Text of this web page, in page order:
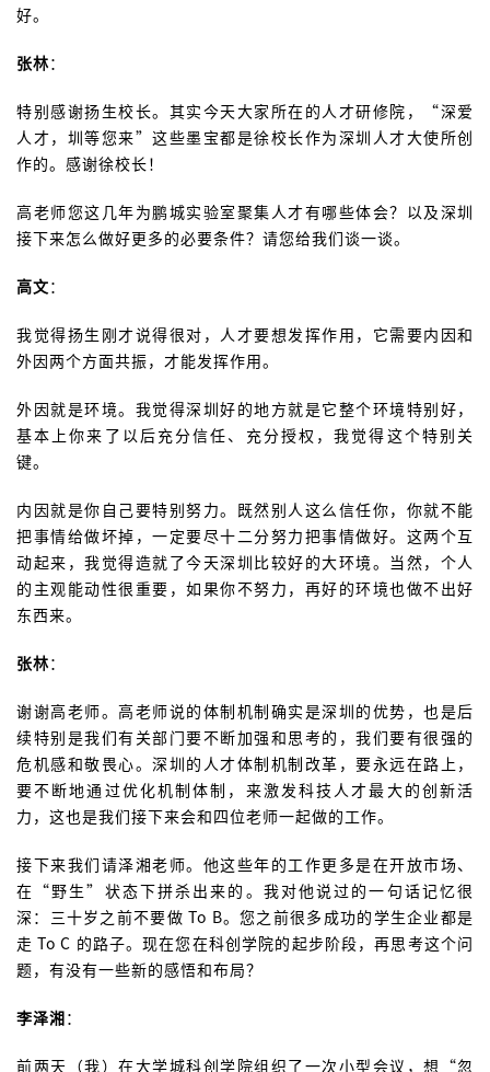
好。
张林：
特别感谢扬生校长。其实今天大家所在的人才研修院，“深爱
人才，圳等您来”这些墨宝都是徐校长作为深圳人才大使所创
作的。感谢徐校长！
高老师您这几年为鹏城实验室聚集人才有哪些体会？以及深圳
接下来怎么做好更多的必要条件？请您给我们谈一谈。
高文：
我觉得扬生刚才说得很对，人才要想发挥作用，它需要内因和
外因两个方面共振，才能发挥作用。
外因就是环境。我觉得深圳好的地方就是它整个环境特别好，
基本上你来了以后充分信任、充分授权，我觉得这个特别关
键。
内因就是你自己要特别努力。既然别人这么信任你，你就不能
把事情给做坏掉，一定要尽十二分努力把事情做好。这两个互
动起来，我觉得造就了今天深圳比较好的大环境。当然，个人
的主观能动性很重要，如果你不努力，再好的环境也做不出好
东西来。
张林：
谢谢高老师。高老师说的体制机制确实是深圳的优势，也是后
续特别是我们有关部门要不断加强和思考的，我们要有很强的
危机感和敬畏心。深圳的人才体制机制改革，要永远在路上，
要不断地通过优化机制体制，来激发科技人才最大的创新活
力，这也是我们接下来会和四位老师一起做的工作。
接下来我们请泽湘老师。他这些年的工作更多是在开放市场、
在“野生”状态下拼杀出来的。我对他说过的一句话记忆很
深：三十岁之前不要做 To B。您之前很多成功的学生企业都是
走 To C 的路子。现在您在科创学院的起步阶段，再思考这个问
题，有没有一些新的感悟和布局？
李泽湘：
前两天（我）在大学城科创学院组织了一次小型会议，想“忽